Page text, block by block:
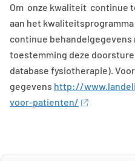
Om onze kwaliteit continue
aan het
continue behandelgegevens
toestemming deze
database fysiotherapie).
gegevens http://
voor-patienten/